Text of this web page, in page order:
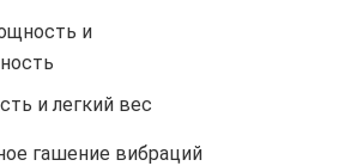
и
и легкий вес
гашение вибраций